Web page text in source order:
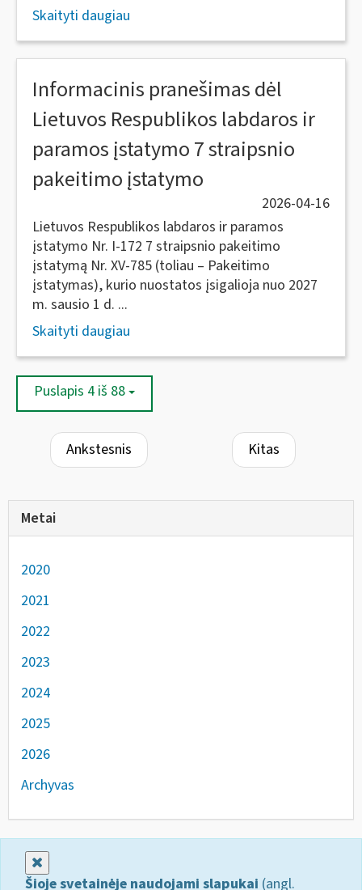
Skaityti daugiau
Informacinis pranešimas dėl
Lietuvos Respublikos labdaros ir
paramos įstatymo 7 straipsnio
pakeitimo įstatymo
2026-04-16
Lietuvos Respublikos labdaros ir paramos
įstatymo Nr. I-172 7 straipsnio pakeitimo
įstatymą Nr. XV-785 (toliau – Pakeitimo
įstatymas), kurio nuostatos įsigalioja nuo 2027
m. sausio 1 d. ...
Skaityti daugiau
Puslapis 4 iš 88
Ankstesnis Kitas
Metai
2020
2021
2022
2023
2024
2025
2026
Archyvas
Šioje svetainėje naudojami slapukai (angl.